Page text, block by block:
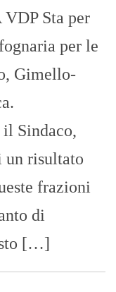
Sta per
per le
Gimello-
il Sindaco,
risultato
frazioni
di
[…]